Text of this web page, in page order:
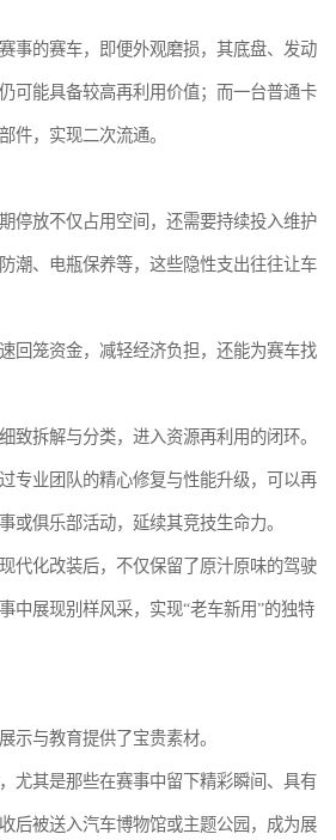
事的赛车，即便外观磨损，其底盘、发动
可能具备较高再利用价值；而一台普通卡
件，实现二次流通。
停放不仅占用空间，还需要持续投入维护
潮、电瓶保养等，这些隐性支出往往让车
回笼资金，减轻经济负担，还能为赛车找
致拆解与分类，进入资源再利用的闭环。
专业团队的精心修复与性能升级，可以再
或俱乐部活动，延续其竞技生命力。
代化改装后，不仅保留了原汁原味的驾驶
中展现别样风采，实现“老车新用”的独特
示与教育提供了宝贵素材。
尤其是那些在赛事中留下精彩瞬间、具有
后被送入汽车博物馆或主题公园，成为展